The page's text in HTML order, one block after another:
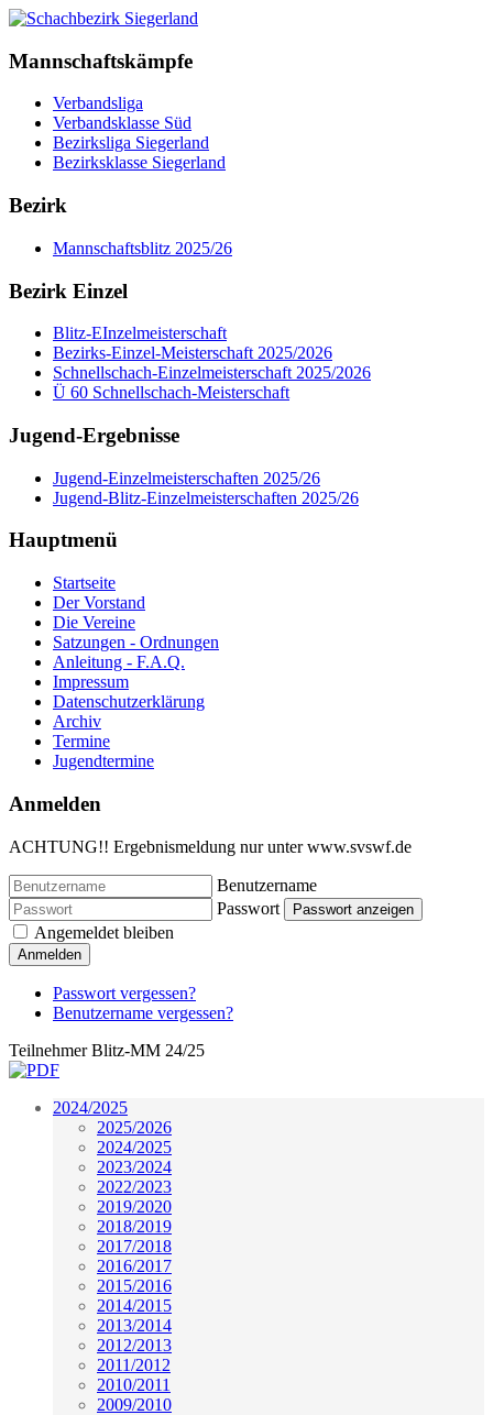
Mannschaftskämpfe
Verbandsliga
Verbandsklasse Süd
Bezirksliga Siegerland
Bezirksklasse Siegerland
Bezirk
Mannschaftsblitz 2025/26
Bezirk Einzel
Blitz-EInzelmeisterschaft
Bezirks-Einzel-Meisterschaft 2025/2026
Schnellschach-Einzelmeisterschaft 2025/2026
Ü 60 Schnellschach-Meisterschaft
Jugend-Ergebnisse
Jugend-Einzelmeisterschaften 2025/26
Jugend-Blitz-Einzelmeisterschaften 2025/26
Hauptmenü
Startseite
Der Vorstand
Die Vereine
Satzungen - Ordnungen
Anleitung - F.A.Q.
Impressum
Datenschutzerklärung
Archiv
Termine
Jugendtermine
Anmelden
ACHTUNG!! Ergebnismeldung nur unter www.svswf.de
Benutzername
Passwort
Passwort anzeigen
Angemeldet bleiben
Anmelden
Passwort vergessen?
Benutzername vergessen?
Teilnehmer Blitz-MM 24/25
2024/2025
2025/2026
2024/2025
2023/2024
2022/2023
2019/2020
2018/2019
2017/2018
2016/2017
2015/2016
2014/2015
2013/2014
2012/2013
2011/2012
2010/2011
2009/2010